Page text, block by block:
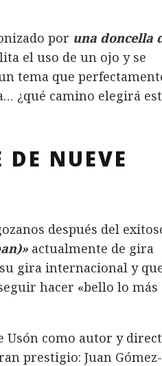
por una doncella
el uso de un ojo y se
tema que
¿qué camino elegirá
NUEVE
después del
actualmente de gira
gira internacional y
hacer «bello lo más
Usón como autor y
prestigio: Juan Gómez-